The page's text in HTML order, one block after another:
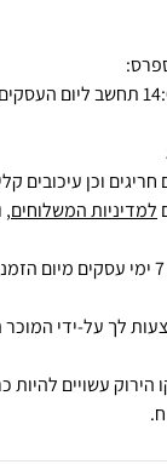
וכן עיכובים
למדיניות המשלוחים, ו
לך על-ידי המוכר
הירוק עשויים